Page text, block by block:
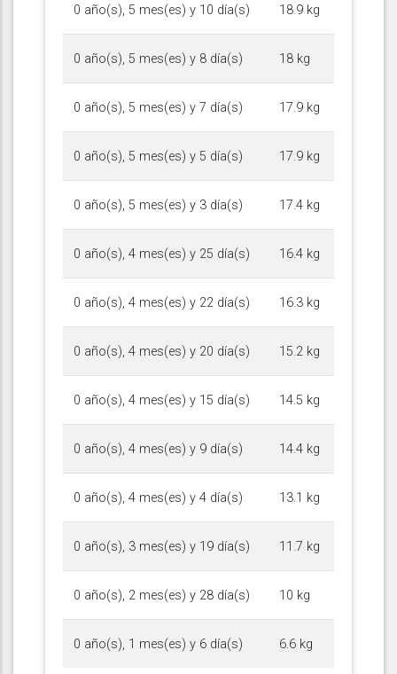
0 año(s), 5 mes(es) y 10 día(s) 18.9 kg
0 año(s), 5 mes(es) y 8 día(s) 18 kg
0 año(s), 5 mes(es) y 7 día(s) 17.9 kg
0 año(s), 5 mes(es) y 5 día(s) 17.9 kg
0 año(s), 5 mes(es) y 3 día(s) 17.4 kg
0 año(s), 4 mes(es) y 25 día(s) 16.4 kg
0 año(s), 4 mes(es) y 22 día(s) 16.3 kg
0 año(s), 4 mes(es) y 20 día(s) 15.2 kg
0 año(s), 4 mes(es) y 15 día(s) 14.5 kg
0 año(s), 4 mes(es) y 9 día(s) 14.4 kg
0 año(s), 4 mes(es) y 4 día(s) 13.1 kg
0 año(s), 3 mes(es) y 19 día(s) 11.7 kg
0 año(s), 2 mes(es) y 28 día(s) 10 kg
0 año(s), 1 mes(es) y 6 día(s) 6.6 kg